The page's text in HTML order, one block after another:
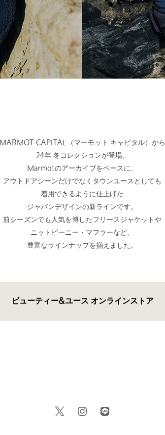
MARMOT CAPITAL（マーモット キャピタル）から
24年 冬コレクションが登場。
Marmotのアーカイブをベースに、
アウトドアシーンだけでなくタウンユースとしても
着⽤できるように仕上げた
ジャパンデザインの新ラインです。
前シーズンでも人気を博したフリースジャケットや
ニットビーニー・マフラーなど、
豊富なラインナップを揃えました。
ビューティー&ユース オンラインストア